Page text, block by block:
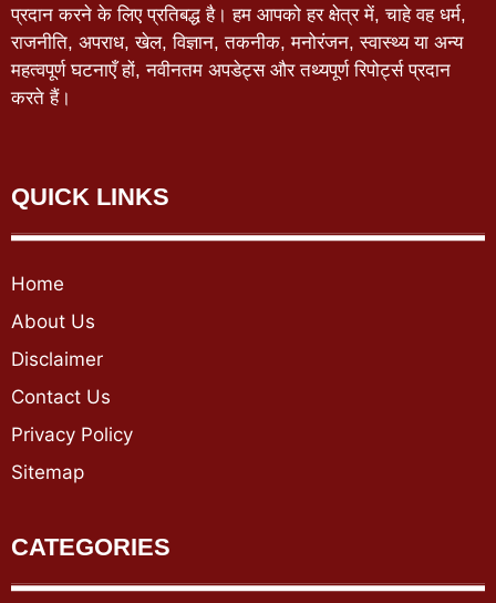
प्रदान करने के लिए प्रतिबद्ध है। हम आपको हर क्षेत्र में, चाहे वह धर्म,
राजनीति, अपराध, खेल, विज्ञान, तकनीक, मनोरंजन, स्वास्थ्य या अन्य
महत्वपूर्ण घटनाएँ हों, नवीनतम अपडेट्स और तथ्यपूर्ण रिपोर्ट्स प्रदान
करते हैं।
QUICK LINKS
Home
About Us
Disclaimer
Contact Us
Privacy Policy
Sitemap
CATEGORIES